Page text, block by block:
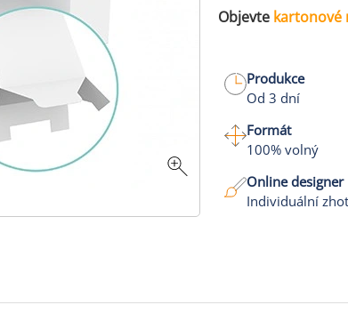
Objevte kartonové
Produkce
Od 3 dní
Formát
100% volný
Online designer
Individuální